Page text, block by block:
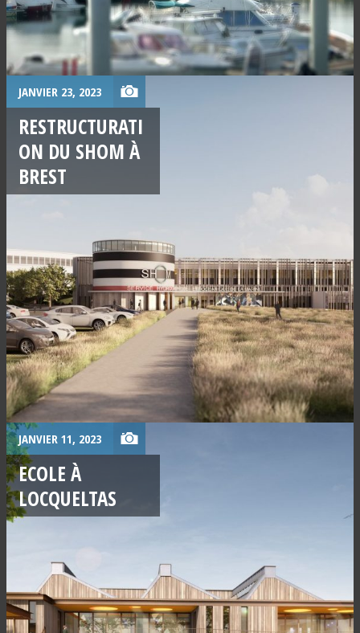
JANVIER 23, 2023
RESTRUCTURATI
ON DU SHOM À
BREST
JANVIER 11, 2023
ECOLE À
LOCQUELTAS